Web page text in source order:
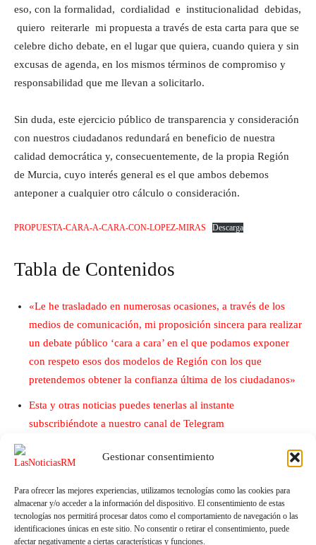
Gestionar consentimiento
Para ofrecer las mejores experiencias, utilizamos tecnologías como las cookies para
almacenar y/o acceder a la información del dispositivo. El consentimiento de estas
tecnologías nos permitirá procesar datos como el comportamiento de navegación o las
identificaciones únicas en este sitio. No consentir o retirar el consentimiento, puede
afectar negativamente a ciertas características y funciones.
eso, con la formalidad, cordialidad e institucionalidad debidas,
quiero reiterarle mi propuesta a través de esta carta para que se
celebre dicho debate, en el lugar que quiera, cuando quiera y sin
excusas de agenda, en los mismos términos de compromiso y
responsabilidad que me llevan a solicitarlo.
Sin duda, este ejercicio público de transparencia y consideración
con nuestros ciudadanos redundará en beneficio de nuestra
calidad democrática y, consecuentemente, de la propia Región
de Murcia, cuyo interés general es el que ambos debemos
anteponer a cualquier otro cálculo o consideración.
PROPUESTA-CARA-A-CARA-CON-LOPEZ-MIRAS Descarga
Tabla de Contenidos
«Le he trasladado en numerosas ocasiones, a través de los
medios de comunicación, mi proposición sincera para realizar
un debate público ‘cara a cara’ en el que podamos exponer
con respeto esos dos modelos de Región con los que
pretendemos obtener la confianza última de los ciudadanos»
Esta y otras noticias puedes tenerlas al instante
subscribiéndote a nuestro canal de Telegram